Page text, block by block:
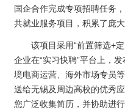
国企合作完成专项招聘任务
共就业服务项目，积累了庞
该项目采用“前置筛选+定
企业在“实习快聘”平台上，
境电商运营、海外市场专员
送给无锡及周边高校的优秀
您广泛收集简历，并协助进